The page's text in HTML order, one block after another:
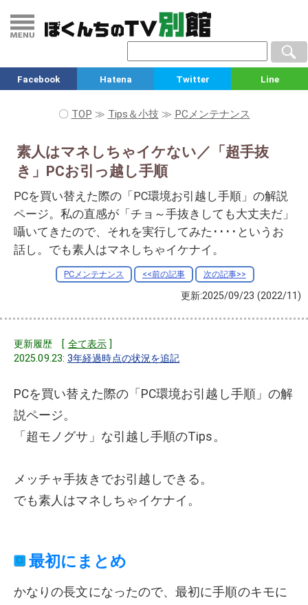
Facebook Hatena Twitter Line
〇 TOP ≫ Tips＆小技 ≫ PCメンテナンス
素人はマネしちゃイケない／「超手抜
き」PCお引っ越し手順
PCを買い替えた際の「PC環境お引越し手順」の解説
ページ。私の直感が「チョ～手抜きしても大丈夫だ」
囁いてきたので、それを実行してみた････というお
話し。でも素人はマネしちゃイケナイ。
PCメンテナンス <<前の記事 次の記事>>
更新:2025/09/23 (2022/11)
更新履歴 [ 全て表示]
2025.09.23:3年経過時点の状況を追記
PCを買い替えた際の「PC環境お引越し手順」の解
説ページ。
「超モノグサ」な引越し手順のTips。
メッチャ手抜きでお引越しできる。
でも素人はマネしちゃイケナイ。
最初にまとめ
かなりの長文になったので、最初に手順のキモに